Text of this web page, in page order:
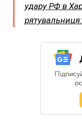
удару РФ в